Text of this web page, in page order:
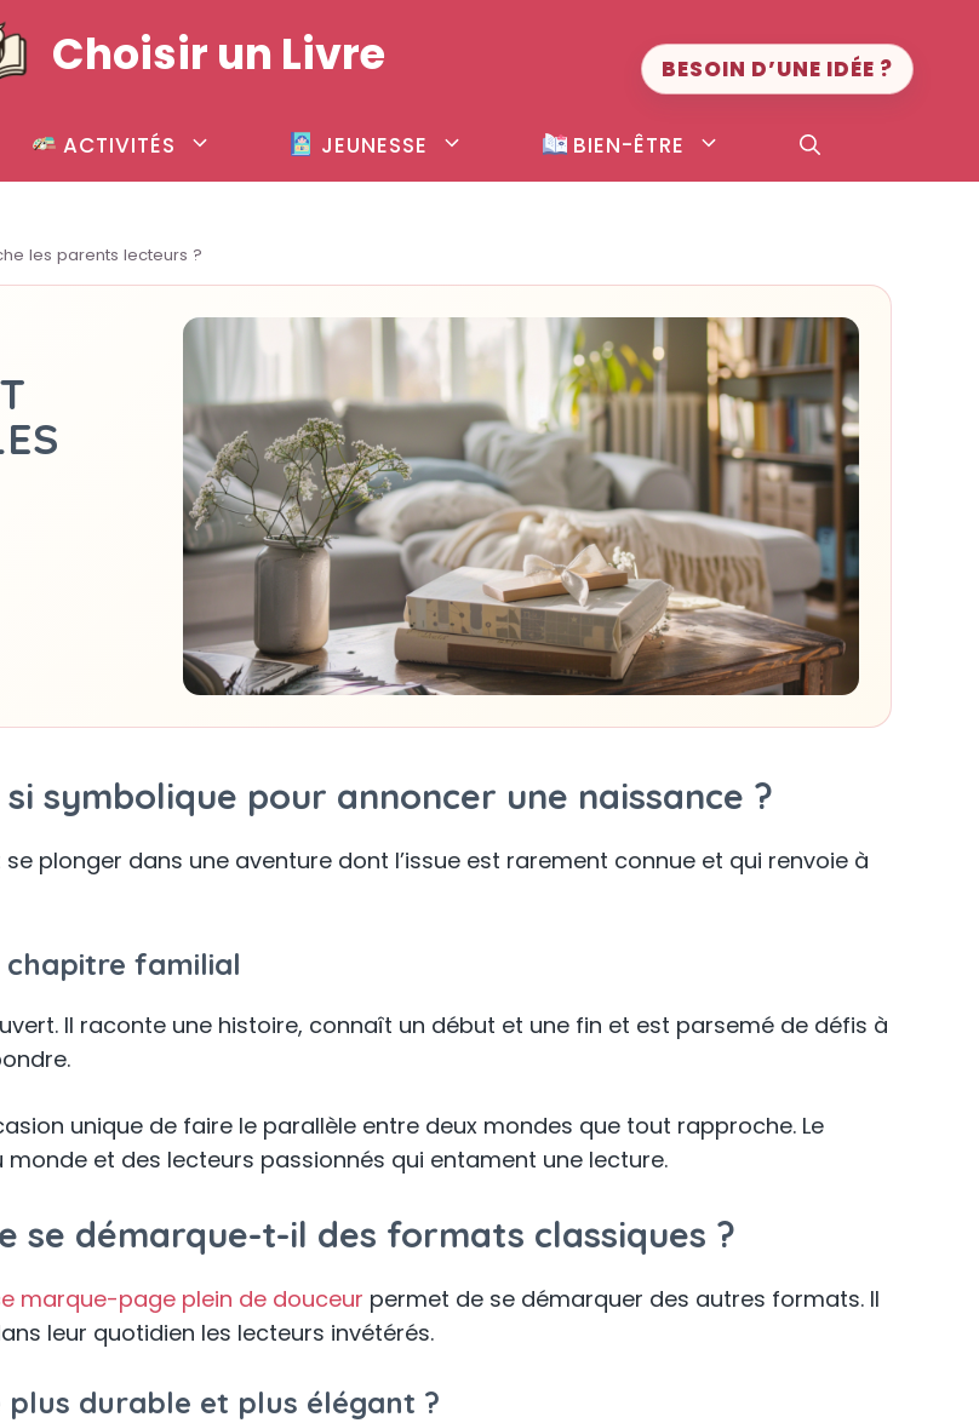
Choisir un Livre BESOIN D’UNE IDÉE ?
ACTIVITÉS JEUNESSE BIEN-ÊTRE
les parents lecteurs ?
symbolique pour annoncer une naissance ?
plonger dans une aventure dont l’issue est rarement connue et qui renvoie à
chapitre familial
Il raconte une histoire, connaît un début et une fin et est parsemé de défis à
unique de faire le parallèle entre deux mondes que tout rapproche. Le
et des lecteurs passionnés qui entament une lecture.
se démarque-t-il des formats classiques ?
marque-page plein de douceur permet de se démarquer des autres formats. Il
leur quotidien les lecteurs invétérés.
durable et plus élégant ?